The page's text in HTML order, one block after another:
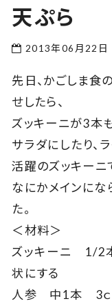
天ぷら
2013年06月22日
先日、かごしま食
せしたら、
ズッキーニが3本
サラダにしたり、
活躍のズッキーニ
なにかメインにな
た。
＜材料＞
ズッキーニ 1/2
状にする
人参 中1本 3ｃ